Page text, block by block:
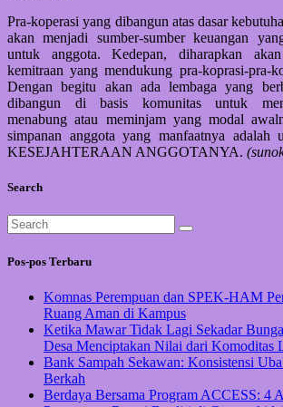
Pra-koperasi yang dibangun atas dasar
akan menjadi sumber-sumber keuangan
untuk anggota. Kedepan, diharapkan
kemitraan yang mendukung pra-koprasi-pra-
Dengan begitu akan ada lembaga yang
dibangun di basis komunitas untuk
menabung atau meminjam yang modal
simpanan anggota yang manfaatnya adalah
KESEJAHTERAAN ANGGOTANYA.
Search
Pos-pos Terbaru
Komnas Perempuan dan SPEK-HAM
Ruang Aman di Kampus
Ketika Mawar Tidak Lagi Sekadar
Desa Menciptakan Nilai dari Komoditas
Bank Sampah Sekawan: Konsistensi
Berkah
Berdaya Bersama Program ACCESS: 4